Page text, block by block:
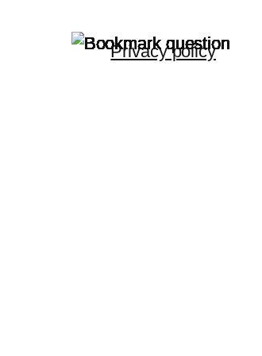
Privacy policy